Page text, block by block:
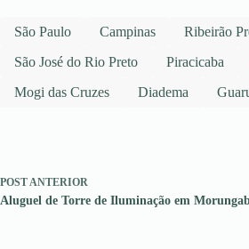
São Paulo Campinas Ribeirão
São José do Rio Preto
Piracicaba
Mogi das Cruzes
Diadema
POSTANTERIOR
Aluguel de Torre de Iluminação em